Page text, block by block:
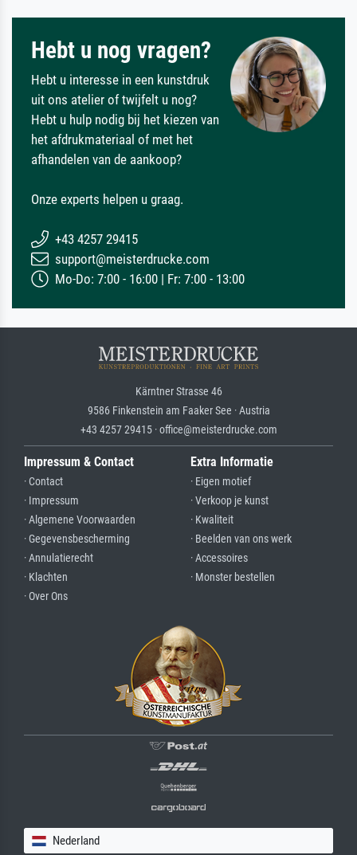
Hebt u nog vragen?
Hebt u interesse in een kunstdruk
uit ons atelier of twijfelt u nog?
Hebt u hulp nodig bij het kiezen van
het afdrukmateriaal of met het
afhandelen van de aankoop?
Onze experts helpen u graag.
+43 4257 29415
support@meisterdrucke.com
Mo-Do: 7:00 - 16:00 | Fr: 7:00 - 13:00
Kärntner Strasse 46
9586 Finkenstein am Faaker See · Austria
+43 4257 29415 · office@meisterdrucke.com
Impressum & Contact
· Contact
· Impressum
· Algemene Voorwaarden
· Gegevensbescherming
· Annulatierecht
· Klachten
· Over Ons
Extra Informatie
· Eigen motief
· Verkoop je kunst
· Kwaliteit
· Beelden van ons werk
· Accessoires
· Monster bestellen
Nederland